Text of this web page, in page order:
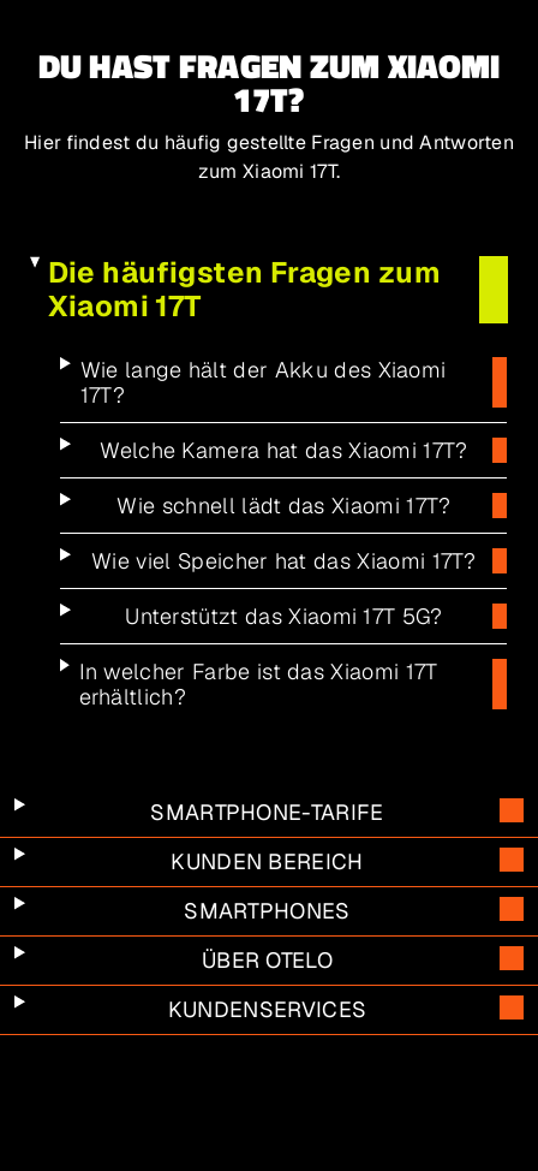
DU HAST FRAGEN ZUM XIAOMI
17T?
Hier findest du häufig gestellte Fragen und Antworten
zum Xiaomi 17T.
Die häufigsten Fragen zum
Xiaomi 17T
Wie lange hält der Akku des Xiaomi
17T?
Welche Kamera hat das Xiaomi 17T?
Wie schnell lädt das Xiaomi 17T?
Wie viel Speicher hat das Xiaomi 17T?
Unterstützt das Xiaomi 17T 5G?
In welcher Farbe ist das Xiaomi 17T
erhältlich?
SMARTPHONE-TARIFE
KUNDEN BEREICH
SMARTPHONES
ÜBER OTELO
KUNDENSERVICES